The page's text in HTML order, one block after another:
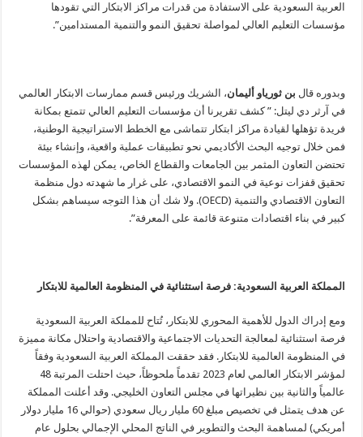
العربية السعودية على الاستفادة من قدرات مراكز الابتكار التي تقودها
مؤسسات التعليم العالي لمواصلة تحقيق النمو والتنمية المستدامين”.
وبدوره قال بن ثورياو أليمان، الشريك ورئيس قسم ممارسات الابتكار العالمي
في آرثر دي ليتل: ” كشف تقريرنا أن مؤسسات التعليم العالي تتمتع بمكانة
فريدة تؤهلها لقيادة مراكز ابتكار تتماشى مع الخطط الاستراتيجية الوطنية،
فمن خلال توجيه البحث الأكاديمي نحو تطبيقات عملية واقعية، وإنشاء بيئة
تحتضن التعاون المثمر بين الجامعات والقطاع الخاص، يمكن لهذه المؤسسات
تحقيق قفزات نوعية في النمو الاقتصادي، على غرار ما شهدته دول منظمة
التعاون الاقتصادي والتنمية (OECD). ولا شك أن هذا التوجه سيساهم بشكل
كبير في بناء اقتصادات متنوعة قائمة على المعرفة”.
المملكة العربية السعودية: فرصة استثنائية في المنظومة العالمية للابتكار
ومع إدراك الدول للأهمية المحوري للابتكار، تُتاح للمملكة العربية السعودية
فرصة استثنائية لمعالجة التحديات الاجتماعية والاقتصادية واحتلال مكانة مميزة
في المنظومة العالمية للابتكار. فقد حققت المملكة العربية السعودية وفقاً
لمؤشر الابتكار العالمي لعام 2023 تقدماً ملحوظاً، حيث احتلت المرتبة 48
عالمياً والثانية بين نظيراتها في مجلس التعاون الخليجي. وقد أعلنت المملكة
عن هدف يتمثل في تخصيص مبلغ 60 مليار ريال سعودي (حوالي 16 مليار دولار
أمريكي) لمساهمة البحث والتطوير في الناتج المحلي الإجمالي بحلول عام